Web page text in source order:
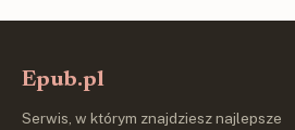
Epub.pl
Serwis, w którym znajdziesz najlepsze